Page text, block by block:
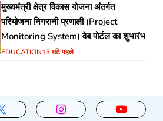
मुख्यमंत्री क्षेत्र विकास योजना अंतर्गत
परियोजना निगरानी प्रणाली (Project
Monitoring System) वेब पोर्टल का शुभारंभ
EDUCATION13 घंटे पहले